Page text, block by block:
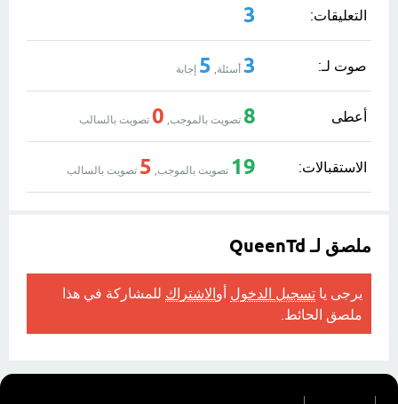
التعليقات: 3
صوت لـ: 3 أسئلة, 5 إجابة
أعطى 8 تصويت بالموجب, 0 تصويت بالسالب
الاستقبالات: 19 تصويت بالموجب, 5 تصويت بالسالب
ملصق لـ QueenTd
يرجى يا تسجيل الدخول أوالاشتراك للمشاركة في هذا
ملصق الحائط.